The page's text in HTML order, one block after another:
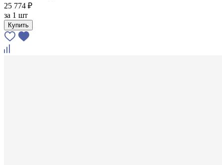
25 774 ₽
за 1 шт
Купить